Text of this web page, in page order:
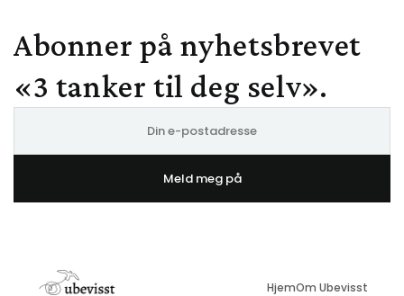
Abonner på nyhetsbrevet
«3 tanker til deg selv».
Meld meg på
HjemOm Ubevisst